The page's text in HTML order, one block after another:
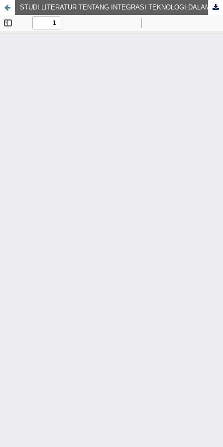
STUDI LITERATUR TENTANG INTEGRASI TEKNOLOGI DALAM PEMBELAJARAN BAHASA INGGRIS DI ERA DIGITAL